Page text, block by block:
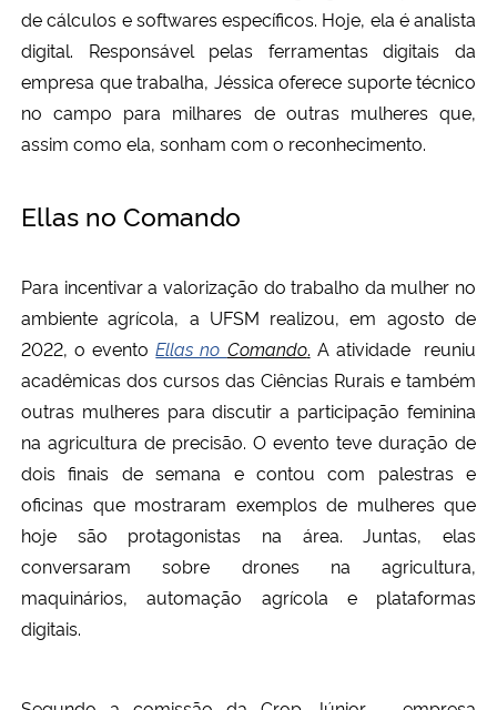
de cálculos e softwares específicos. Hoje, ela é analista
digital. Responsável pelas ferramentas digitais da
empresa que trabalha, Jéssica oferece suporte técnico
no campo para milhares de outras mulheres que,
assim como ela, sonham com o reconhecimento.
Ellas no Comando
Para incentivar a valorização do trabalho da mulher no
ambiente agrícola, a UFSM realizou, em agosto de
2022, o eventoEllas no Comando. A atividade reuniu
acadêmicas dos cursos das Ciências Rurais e também
outras mulheres para discutir a participação feminina
na agricultura de precisão. O evento teve duração de
dois finais de semana e contou com palestras e
oficinas que mostraram exemplos de mulheres que
hoje são protagonistas na área. Juntas, elas
conversaram sobre drones na agricultura,
maquinários, automação agrícola e plataformas
digitais.